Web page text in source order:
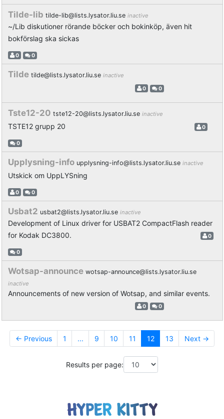
Tilde-lib tilde-lib@lists.lysator.liu.se inactive
~/Lib diskutioner rörande böcker och bokinköp, även hit
bokförslag ska sickas
0 0
Tilde tilde@lists.lysator.liu.se inactive
0 0
Tste12-20 tste12-20@lists.lysator.liu.se inactive
TSTE12 grupp 20 0
0
Upplysning-info upplysning-info@lists.lysator.liu.se inactive
Utskick om UppLYSning
0 0
Usbat2 usbat2@lists.lysator.liu.se inactive
Development of Linux driver for USBAT2 CompactFlash reader
for Kodak DC3800.
0
0
Wotsap-announce wotsap-announce@lists.lysator.liu.se
inactive
Announcements of new version of Wotsap, and similar events.
0 0
← Previous 1 ... 9 10 11 12 13 Next →
Results per page: